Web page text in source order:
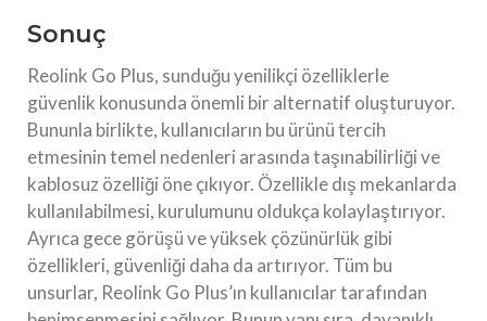
Sonuç
Reolink Go Plus, sunduğu yenilikçi özelliklerle
güvenlik konusunda önemli bir alternatif oluşturuyor.
Bununla birlikte, kullanıcıların bu ürünü tercih
etmesinin temel nedenleri arasında taşınabilirliği ve
kablosuz özelliği öne çıkıyor. Özellikle dış mekanlarda
kullanılabilmesi, kurulumunu oldukça kolaylaştırıyor.
Ayrıca gece görüşü ve yüksek çözünürlük gibi
özellikleri, güvenliği daha da artırıyor. Tüm bu
unsurlar, Reolink Go Plus’ın kullanıcılar tarafından